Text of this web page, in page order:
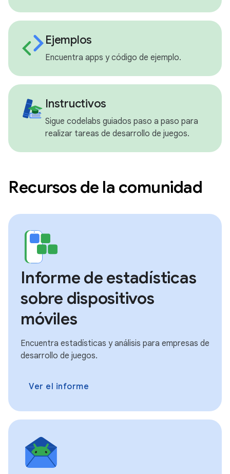
Ejemplos
Encuentra apps y código de ejemplo.
Instructivos
Sigue codelabs guiados paso a paso para
realizar tareas de desarrollo de juegos.
Recursos de la comunidad
Informe de estadísticas
sobre dispositivos
móviles
Encuentra estadísticas y análisis para empresas de
desarrollo de juegos.
Ver el informe